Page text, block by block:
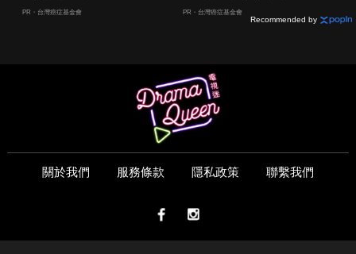
PR・台灣癌症基金會
嫌晚！
PR・台灣癌症基金會
Recommended by
關於我們 服務條款 隱私政策 聯繫我們